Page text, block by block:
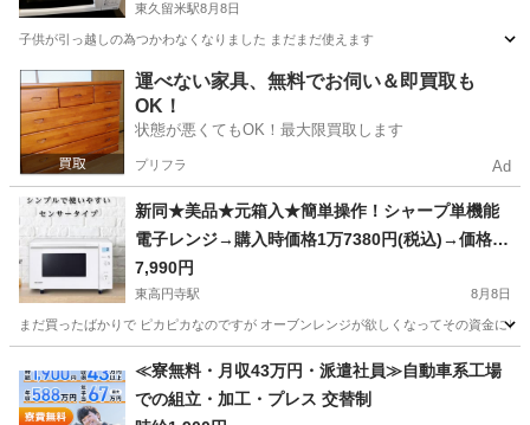
東久留米駅8月8日
子供が引っ越しの為つかわなくなりました まだまだ使えます
東京 東久留米市 東久留米駅 キッチン家電
運べない家具、無料でお伺い＆即買取も
OK！
状態が悪くてもOK！最大限買取します
プリフラ Ad
新同★美品★元箱入★簡単操作！シャープ単機能
電子レンジ→購入時価格1万7380円(税込)→価格相
談OKで！
7,990円
東高円寺駅 8月8日
まだ買ったばかりで ピカピカなのですが オーブンレンジが欲しくなってその資金に
東高円寺駅 キッチン家電
≪寮無料・月収43万円・派遣社員≫自動車系工場
での組立・加工・プレス 交替制